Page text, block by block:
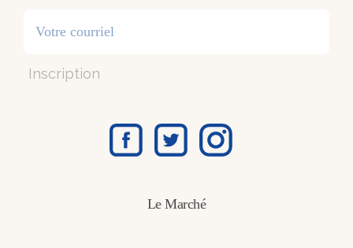
Inscription
Le Marché